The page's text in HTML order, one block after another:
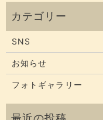
SNS
お知らせ
フォトギャラリー